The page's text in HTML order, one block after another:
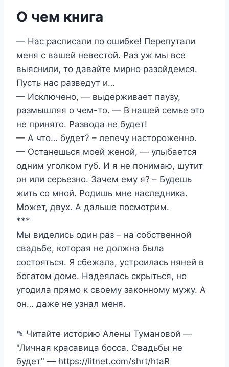
О чем книга
— Нас расписали по ошибке! Перепутали
меня с вашей невестой. Раз уж мы все
выяснили, то давайте мирно разойдемся.
Пусть нас разведут и…
— Исключено, — выдерживает паузу,
размышляя о чем-то. — В нашей семье это
не принято. Развода не будет!
— А что… будет? – лепечу настороженно.
— Останешься моей женой, — улыбается
одним уголком губ. И я не понимаю, шутит
он или серьезно. Зачем ему я? – Будешь
жить со мной. Родишь мне наследника.
Может, двух. А дальше посмотрим.
***
Мы виделись один раз – на собственной
свадьбе, которая не должна была
состояться. Я сбежала, устроилась няней в
богатом доме. Надеялась скрыться, но
угодила прямо к своему законному мужу. А
он… даже не узнал меня.
✎ Читайте историю Алены Тумановой —
"Личная красавица босса. Свадьбы не
будет" — https://litnet.com/shrt/htaR